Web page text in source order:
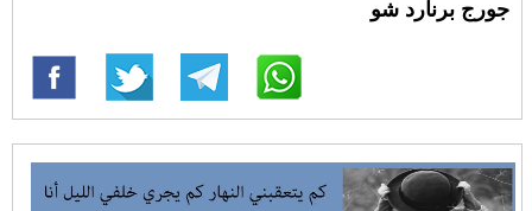
جورج برنارد شو